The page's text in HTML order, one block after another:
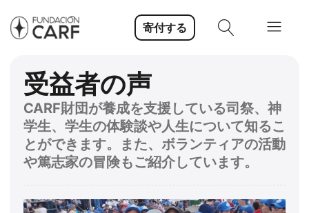
寄付する
受益者の声
CARF財団が養成を支援している司祭、神
学生、学生の体験談や人生について知るこ
とができます。また、ボランティアの活動
や篤志家の冒険もご紹介しています。